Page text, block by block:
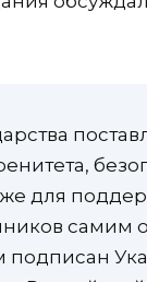
для
самим
подписан